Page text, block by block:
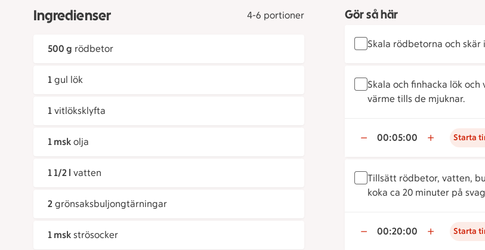
Ingredienser 4-6 portioner
500 g rödbetor
1 gul lök
1 vitlöksklyfta
1 msk olja
1 1/2 l vatten
2 grönsaksbuljongtärningar
1 msk strösocker
Gör så här
Skala rödbetorna och skär
Skala och finhacka lök
värme tills de mjuknar.
00:05:00 Starta
Tillsätt rödbetor, vatten,
koka ca 20 minuter på
00:20:00 Starta